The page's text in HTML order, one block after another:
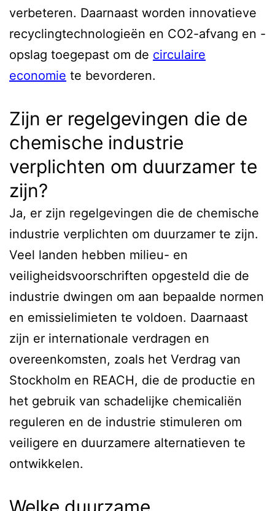
verbeteren. Daarnaast worden innovatieve
recyclingtechnologieën en CO2-afvang en -
opslag toegepast om de circulaire
economie te bevorderen.
Zijn er regelgevingen die de
chemische industrie
verplichten om duurzamer te
zijn?
Ja, er zijn regelgevingen die de chemische
industrie verplichten om duurzamer te zijn.
Veel landen hebben milieu- en
veiligheidsvoorschriften opgesteld die de
industrie dwingen om aan bepaalde normen
en emissielimieten te voldoen. Daarnaast
zijn er internationale verdragen en
overeenkomsten, zoals het Verdrag van
Stockholm en REACH, die de productie en
het gebruik van schadelijke chemicaliën
reguleren en de industrie stimuleren om
veiligere en duurzamere alternatieven te
ontwikkelen.